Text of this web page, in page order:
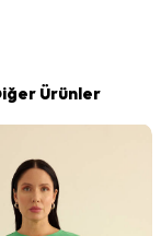
Ürünler